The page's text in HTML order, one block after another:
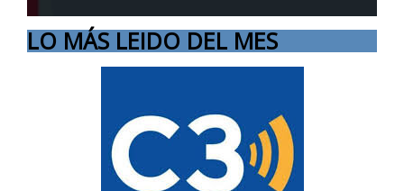
LO MÁS LEIDO DEL MES